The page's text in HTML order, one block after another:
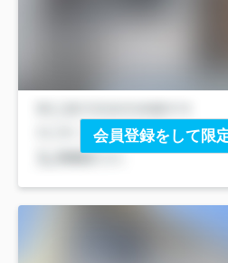
会員登録をして限